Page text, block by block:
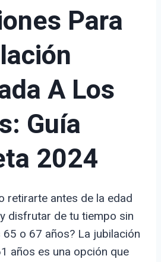
Para
A Los
Guía
2024
retirarte antes de la edad
disfrutar de tu tiempo sin
o 67 años? La jubilación
años es una opción que